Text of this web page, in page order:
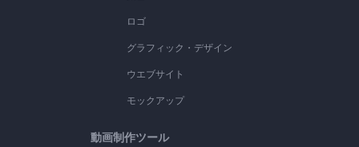
ロゴ
グラフィック・デザイン
ウエブサイト
モックアップ
動画制作ツール